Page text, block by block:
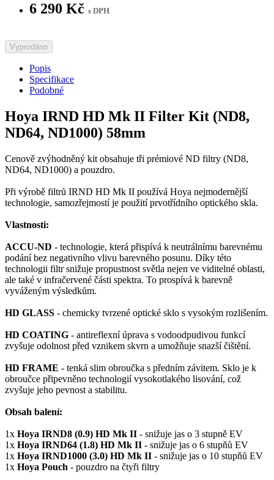
6 290 Kč s DPH
Vyprodáno
Popis
Specifikace
Podobné
Hoya IRND HD Mk II Filter Kit (ND8,
ND64, ND1000) 58mm
Cenově zvýhodněný kit obsahuje tři prémiové ND filtry (ND8,
ND64, ND1000) a pouzdro.
Při výrobě filtrů IRND HD Mk II používá Hoya nejmodernější
technologie, samozřejmostí je použití prvotřídního optického skla.
Vlastnosti:
ACCU-ND - technologie, která přispívá k neutrálnímu barevnému
podání bez negativního vlivu barevného posunu. Díky této
technologii filtr snižuje propustnost světla nejen ve viditelné oblasti,
ale také v infračervené části spektra. To prospívá k barevně
vyváženým výsledkům.
HD GLASS - chemicky tvrzené optické sklo s vysokým rozlišením.
HD COATING - antireflexní úprava s vodoodpudivou funkcí
zvyšuje odolnost před vznikem skvrn a umožňuje snazší čištění.
HD FRAME - tenká slim obroučka s předním závitem. Sklo je k
obroučce připevněno technologií vysokotlakého lisování, což
zvyšuje jeho pevnost a stabilitu.
Obsah balení:
1x Hoya IRND8 (0.9) HD Mk II - snižuje jas o 3 stupně EV
1x Hoya IRND64 (1.8) HD Mk II - snižuje jas o 6 stupňů EV
1x Hoya IRND1000 (3.0) HD Mk II - snižuje jas o 10 stupňů EV
1x Hoya Pouch - pouzdro na čtyři filtry